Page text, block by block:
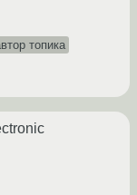
топика